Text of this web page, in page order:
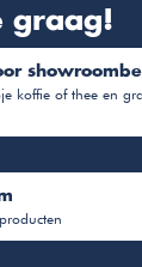
graag!
koffie of thee en